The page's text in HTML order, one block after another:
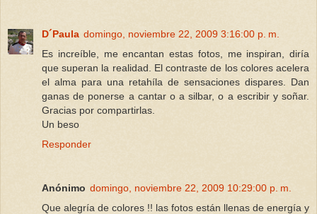
D´Paula domingo, noviembre 22, 2009 3:16:00 p. m.
Es increíble, me encantan estas fotos, me inspiran, diría
que superan la realidad. El contraste de los colores acelera
el alma para una retahíla de sensaciones dispares. Dan
ganas de ponerse a cantar o a silbar, o a escribir y soñar.
Gracias por compartirlas.
Un beso
Responder
Anónimo domingo, noviembre 22, 2009 10:29:00 p. m.
Que alegría de colores !! las fotos están llenas de energía y